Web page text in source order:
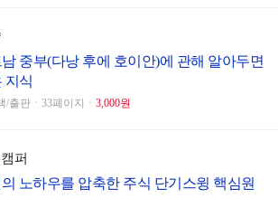
중부(다낭 후에 호이안)에 관해 알아두면
지식
/출판ㆍ33페이지ㆍ 3,000원
퍼
의 노하우를 압축한 주식 단기스윙 핵심원